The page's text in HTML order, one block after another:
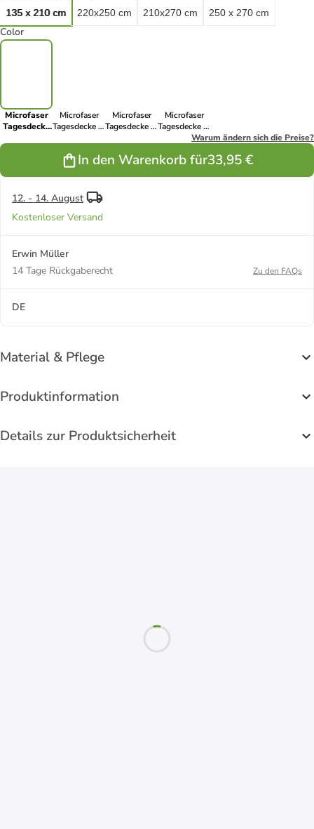
135 x 210 cm
220x250 cm 210x270 cm 250 x 270 cm
Color
Microfaser
Tagesdecke
Microfaser
Tagesdecke in
Microfaser
Tagesdecke in
Microfaser
Tagesdecke in
cremeWarum ändern sich die Preise?
In den Warenkorb für33,95 €
12. - 14. August
Kostenloser Versand
Erwin Müller
14 Tage Rückgaberecht
Zu den FAQs
DE
Material & Pflege
Produktinformation
Details zur Produktsicherheit